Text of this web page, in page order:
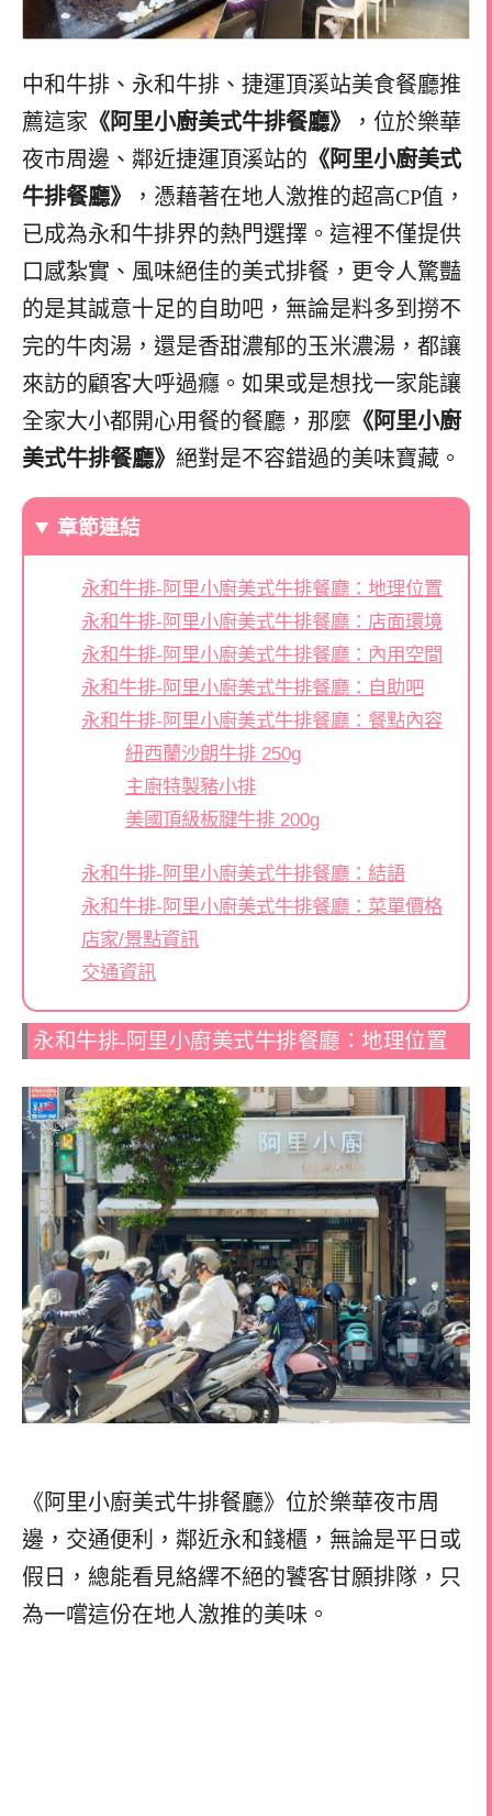
中和牛排、永和牛排、捷運頂溪站美食餐廳推
薦這家 《阿里小廚美式牛排餐廳》
，位於樂華
夜市周邊、鄰近捷運頂溪站的 《阿里小廚美式
牛排餐廳》
，憑藉著在地人激推的超高CP值，
已成為永和牛排界的熱門選擇。這裡不僅提供
口感紮實、風味絕佳的美式排餐，更令人驚豔
的是其誠意十足的自助吧，無論是料多到撈不
完的牛肉湯，還是香甜濃郁的玉米濃湯，都讓
來訪的顧客大呼過癮。如果或是想找一家能讓
全家大小都開心用餐的餐廳，那麼 《阿里小廚
美式牛排餐廳》 絕對是不容錯過的美味寶藏。
章節連結
永和牛排-阿里小廚美式牛排餐廳：地理位置
永和牛排-阿里小廚美式牛排餐廳：店面環境
永和牛排-阿里小廚美式牛排餐廳：內用空間
永和牛排-阿里小廚美式牛排餐廳：自助吧
永和牛排-阿里小廚美式牛排餐廳：餐點內容
紐西蘭沙朗牛排 250g
主廚特製豬小排
美國頂級板腱牛排 200g
永和牛排-阿里小廚美式牛排餐廳：結語
永和牛排-阿里小廚美式牛排餐廳：菜單價格
店家/景點資訊
交通資訊
永和牛排-阿里小廚美式牛排餐廳：地理位置
《阿里小廚美式牛排餐廳》位於樂華夜市周
邊，交通便利，鄰近永和錢櫃，無論是平日或
假日，總能看見絡繹不絕的饕客甘願排隊，只
為一嚐這份在地人激推的美味。